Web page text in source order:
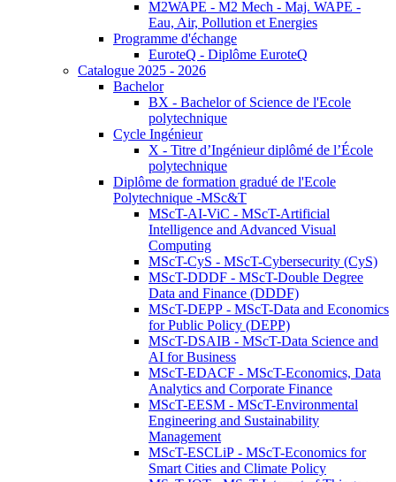
M2WAPE - M2 Mech - Maj. WAPE -
Eau, Air, Pollution et Energies
Programme d'échange
EuroteQ - Diplôme EuroteQ
Catalogue 2025 - 2026
Bachelor
BX - Bachelor of Science de l'Ecole
polytechnique
Cycle Ingénieur
X - Titre d’Ingénieur diplômé de l’École
polytechnique
Diplôme de formation gradué de l'Ecole
Polytechnique -MSc&T
MScT-AI-ViC - MScT-Artificial
Intelligence and Advanced Visual
Computing
MScT-CyS - MScT-Cybersecurity (CyS)
MScT-DDDF - MScT-Double Degree
Data and Finance (DDDF)
MScT-DEPP - MScT-Data and Economics
for Public Policy (DEPP)
MScT-DSAIB - MScT-Data Science and
AI for Business
MScT-EDACF - MScT-Economics, Data
Analytics and Corporate Finance
MScT-EESM - MScT-Environmental
Engineering and Sustainability
Management
MScT-ESCLiP - MScT-Economics for
Smart Cities and Climate Policy